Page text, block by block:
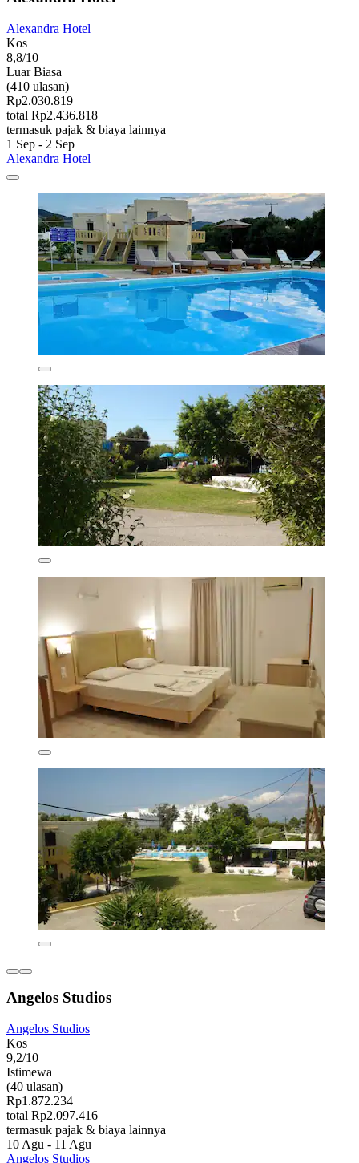
Alexandra Hotel
Kos
8,8/10
Luar Biasa
(410 ulasan)
Rp2.030.819
total Rp2.436.818
termasuk pajak & biaya lainnya
1 Sep - 2 Sep
Alexandra Hotel
Angelos Studios
Angelos Studios
Kos
9,2/10
Istimewa
(40 ulasan)
Rp1.872.234
total Rp2.097.416
termasuk pajak & biaya lainnya
10 Agu - 11 Agu
Angelos Studios